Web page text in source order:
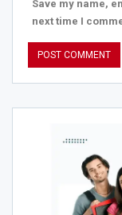
Save my name,
next time I